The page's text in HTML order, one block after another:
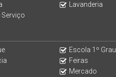
e parcelas.
Lavanderia
Serviço
Escola 1º Grau
Feiras
Mercado